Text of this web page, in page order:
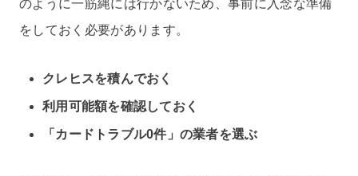
のように一筋縄には行かないため、事前に入念な準備
をしておく必要があります。
クレヒスを積んでおく
利用可能額を確認しておく
「カードトラブル0件」の業者を選ぶ